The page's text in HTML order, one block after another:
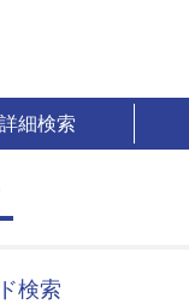
詳細検索
検索